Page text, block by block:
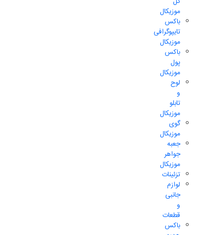
موزیکال
باکس
تایپوگرافی
موزیکال
باکس
پول
موزیکال
لوح
و
تابلو
موزیکال
گوی
موزیکال
جعبه
جواهر
موزیکال
تزئینات
لوازم
جانبی
و
قطعات
باکس